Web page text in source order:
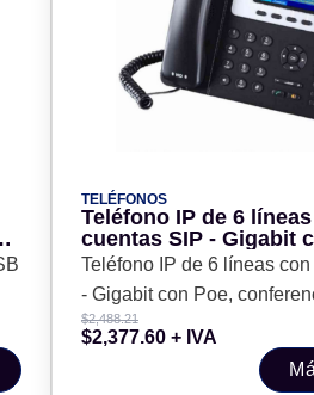
TELÉFONOS
Teléfono IP de 6
cuentas SIP - Gigabit
conferencia de 5 vías,
Bluetooth, incluye su
alimentación
Teléfono IP de 6 líneas
- Gigabit con Poe,
SIP, Bluetooth, incluye su
$2,488.21
$2,377.60 + IVA